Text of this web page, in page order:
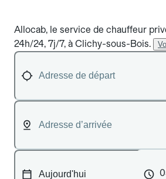
Allocab, le service de chauffeur
24h/24, 7j/7, à Clichy-sous-Bois.